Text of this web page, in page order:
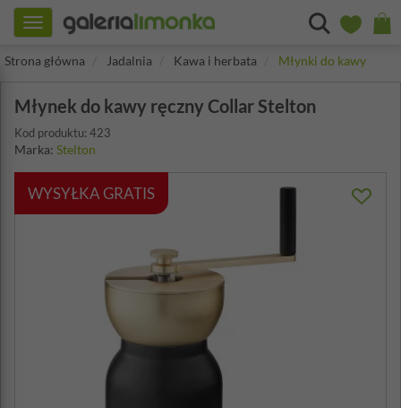
Toggle
navigation
Strona główna
Jadalnia Kawa i herbata Młynki do kawy
Młynek do kawy ręczny Collar Stelton
Kod produktu: 423
Marka: Stelton
WYSYŁKA GRATIS